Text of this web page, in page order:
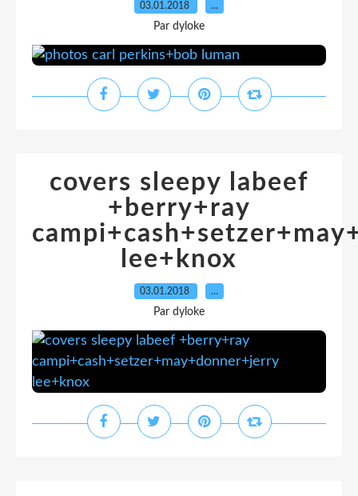
03.01.2018 …
Par dyloke
covers sleepy labeef
+berry+ray
lee+knox
03.01.2018 …
Par dyloke